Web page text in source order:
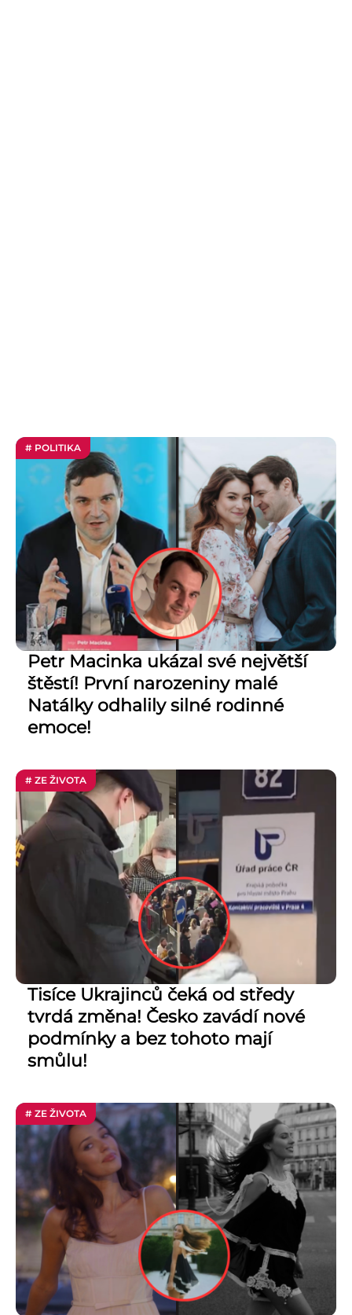
# POLITIKA
Petr Macinka ukázal své největší
štěstí! První narozeniny malé
Natálky odhalily silné rodinné
emoce!
# ZE ŽIVOTA
Tisíce Ukrajinců čeká od středy
tvrdá změna! Česko zavádí nové
podmínky a bez tohoto mají
smůlu!
# ZE ŽIVOTA